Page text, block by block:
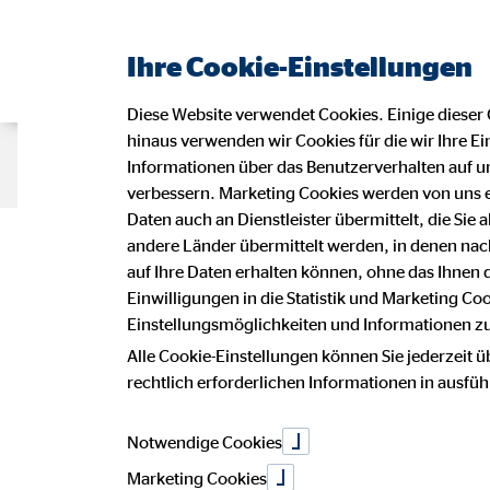
Beraterseite Karriere bei OVB
Dieser Internetauftritt ist ein
Tina Stark
Geschäftsstellenleiterin für die OVB
97435 Zeil am Main
Ihre Cookie-Einstellungen
Diese Website verwendet Cookies. Einige
hinaus verwenden wir Cookies für die wir Ihre
Informationen über das Benutzerverhalten auf
verbessern. Marketing Cookies werden von
Daten auch an Dienstleister übermittelt, die Sie
andere Länder übermittelt werden, in denen
auf Ihre Daten erhalten können, ohne das
Einwilligungen in die Statistik und Marketing
Einstellungsmöglichkeiten und Informationen
Alle Cookie-Einstellungen können Sie jederzeit
rechtlich erforderlichen Informationen in
Notwendige Cookies
Marketing Cookies